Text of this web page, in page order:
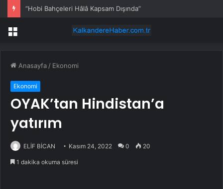
“Hobi Bahçeleri Hâlâ Kapsam Dışında”
Menü
Anasayfa / Ekonomi
Ekonomi
OYAK’tan Hindistan’a
yatırım
ELİF BİCAN Kasım 24, 2022 0 20
1 dakika okuma süresi